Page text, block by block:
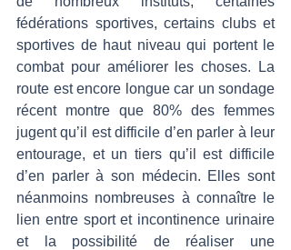
fédérations sportives, certains clubs et
sportives de haut niveau qui portent le
combat pour améliorer les choses. La
route est encore longue car un sondage
récent montre que 80% des femmes
jugent qu’il est difficile d’en parler à leur
entourage, et un tiers qu’il est difficile
d’en parler à son médecin. Elles sont
néanmoins nombreuses à connaître le
lien entre sport et incontinence urinaire
et la possibilité de réaliser une